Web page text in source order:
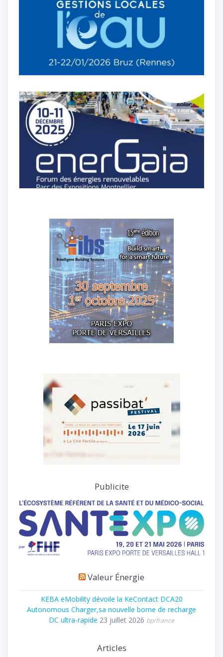
Publicite
Valeur Énergie
KEBA eMobility dévoile la KeContact DCA20
Autonomous Charger,sa nouvelle borne de recharge
DC ultra-rapide 23 juillet 2026 bprfrance
Articles